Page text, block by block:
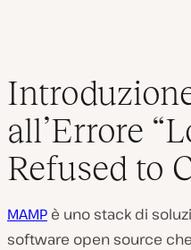
all’Errore
Refused to
MAMP è uno stack di
software open source